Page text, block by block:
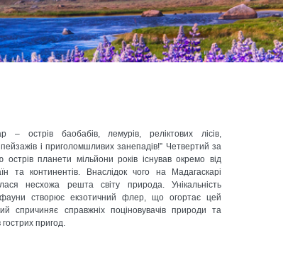
– острів баобабів, лемурів, реліктових лісів,
пейзажів і приголомшливих занепадів!” Четвертий за
острів планети мільйони років існував окремо від
та континентів. Внаслідок чого на Мадагаскарі
несхожа решта світу природа. Унікальність
створює екзотичний флер, що огортає цей
спричиняє справжніх поціновувачів природи та
пригод.